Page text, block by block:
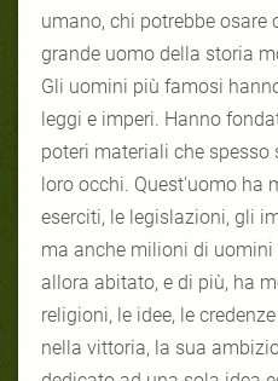
umano, chi potrebbe osare
grande uomo della storia
Gli uomini più famosi
leggi e imperi. Hanno
poteri materiali che
loro occhi. Quest'uomo ha
eserciti, le legislazioni, gli
ma anche milioni di
allora abitato, e di più, ha
religioni, le idee, le
nella vittoria, la sua